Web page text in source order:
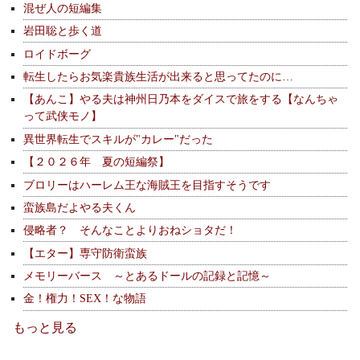
混ぜ人の短編集
岩田聡と歩く道
ロイドボーグ
転生したらお気楽貴族生活が出来ると思ってたのに…
【あんこ】やる夫は神州日乃本をダイスで旅をする【なんちゃ
って武侠モノ】
異世界転生でスキルが"カレー"だった
【２０２６年 夏の短編祭】
ブロリーはハーレム王な海賊王を目指すそうです
蛮族島だよやる夫くん
侵略者？ そんなことよりおねショタだ！
【エター】専守防衛蛮族
メモリーバース ～とあるドールの記録と記憶～
金！権力！SEX！な物語
もっと見る